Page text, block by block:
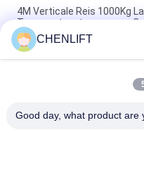
4M Verticale Reis 1000Kg
Transportsystemen voor
3T 4m geleidingsrail lift
noodstopknop voor vracht
Ruimtebesparende 4M
CHENLIFT
Good day, what product are